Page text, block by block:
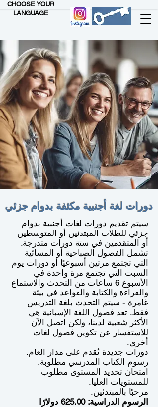
CHOOSE YOUR
LANGUAGE
دورات لغة أجنبية مكثفة بدوام جزئي
سيتم تقديم دورات لغات أجنبية بدوام
جزئي للطلاب المبتدئين أو المتوسطين
أو المتقدمين في ستة دورات متدرجة.
تشمل الفصول الصباحية أو المسائية
التي تجتمع مرتين أسبوعيًا أو دورات يوم
السبت التي تجتمع مرة واحدة في
الأسبوع 6 ساعات من التحدث والاستماع
والقراءة والكتابة والقواعد في بيئة
غامرة - سيتم التحدث بلغة التدريس
فقط. تعد فصول اللغة الإسبانية هي
الأكثر شعبية لدينا، ولكن اتصل الآن
للاستفسار عن تكوين فصول لغات
أخرى.
دورات جديدة تُقدم على مدار العام.
رسوم الكتاب المدرسي مطلوبة.
امتحان تحديد المستوى مطلوب
للمستويات العليا.
مرحبًا بالمبتدئين.
الرسوم الدراسية: 625.00 دولارًا